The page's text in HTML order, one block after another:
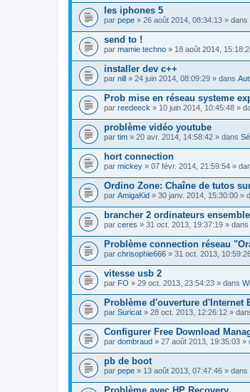
les iphones 5
par pepe » 26 août 2014, 08:34:13 » dans
send to !
par mamie techno » 18 août 2014,
installer dev c++
par nill » 24 juin 2014, 08:09:29 » dans
Prob mise en réseau systeme
par reedeeck » 10 juin 2014, 10:45:48 »
problème vidéo youtube
par tim » 20 avr. 2014, 14:58:42 » dans
hort connection
par mickey » 07 févr. 2014, 21:59:54 »
Ordino Zone: Chaîne de tutos
par AmigaKid » 30 janv. 2014, 15:30:00 »
brancher 2 ordinateurs
par ceres » 31 oct. 2013, 19:37:19 » dans
Problème connection réseau
par chrisophie666 » 31 oct. 2013,
vitesse usb 2
par FO » 29 oct. 2013, 23:54:23 » dans
Problème d'ouverture d'Internet
par Suricat » 28 oct. 2013, 12:26:12 »
Configurer Free Download
par dombraud » 27 août 2013, 19:35:03 »
pb de boot
par pepe » 13 août 2013, 07:47:46 » dans